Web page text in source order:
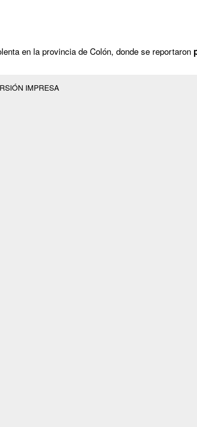
en la provincia de Colón, donde se reportaron
IMPRESA